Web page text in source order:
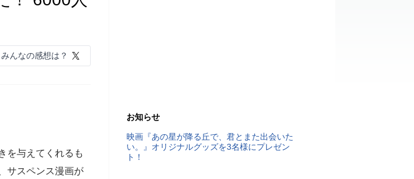
みんなの感想は？
を与えてくれるも
サスペンス漫画が
お知らせ
映画『あの星が降る丘で、君とまた出会いた
い。』オリジナルグッズを3名様にプレゼン
ト！